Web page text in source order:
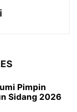
Pimpin
Sidang 2026